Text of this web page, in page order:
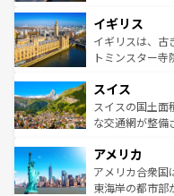
いる。シャンパ
香り高いラベン
らに、パリ以外
れる地方に足を
き
を参照してほし
顔を持つこの国
ルリンの文化的
してライン川沿
は、お酒好きな人に
ドイツ情報はコ
イギリス
イギリスは、古
トミンスター寺
リアごとに異な
ティー、ビール
戦など、本場だ
ンツ一覧を参照
スイス
スイスの国土面
な交通網が整備
の建物がそのま
博物館もあり、
ことができる。
アメリカ
アメリカ合衆国
東海岸の都市部